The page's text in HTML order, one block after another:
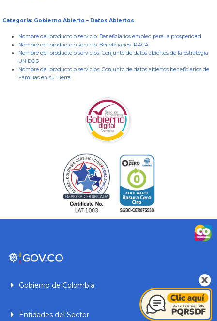
Categoría: Gobierno Abierto – Datos Abiertos
Nombre del producto o servicio: Beneficiarios empleo para la prosperidad
Nombre del producto o servicio: Beneficiarios IRACA
Nombre del producto o servicios: Conjunto de datos abiertos de la estrategia
UNIDOS
Nombre del producto o servicios: Conjunto de datos abiertos beneficiarios de
Familias en su Tierra
Gobierno de Colombia
Entidades del Sector